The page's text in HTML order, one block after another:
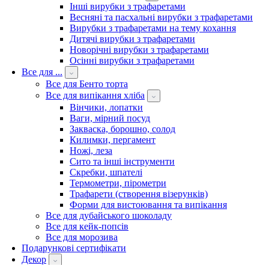
Інші вирубки з трафаретами
Весняні та пасхальні вирубки з трафаретами
Вирубки з трафаретами на тему кохання
Дитячі вирубки з трафаретами
Новорічні вирубки з трафаретами
Осінні вирубки з трафаретами
Все для ...
Все для Бенто торта
Все для випікання хліба
Вінчики, лопатки
Ваги, мірний посуд
Закваска, борошно, солод
Килимки, пергамент
Ножі, леза
Сито та інші інструменти
Скребки, шпателі
Термометри, пірометри
Трафарети (створення візерунків)
Форми для вистоювання та випікання
Все для дубайського шоколаду
Все для кейк-попсів
Все для морозива
Подарункові сертифікати
Декор